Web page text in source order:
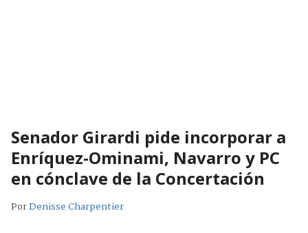
Senador Girardi pide incorporar a
Enríquez-Ominami, Navarro y PC
en cónclave de la Concertación
PorDenisse Charpentier